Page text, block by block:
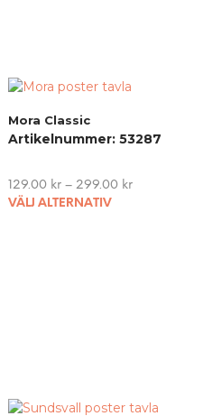
multiple
Mora Classic
Artikelnummer: 53287
129.00 kr– 299.00 kr
VÄLJ ALTERNATIV